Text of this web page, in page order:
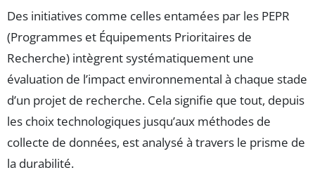
Des initiatives comme celles entamées par les PEPR
(Programmes et Équipements Prioritaires de
Recherche) intègrent systématiquement une
évaluation de l’impact environnemental à chaque stade
d’un projet de recherche. Cela signifie que tout, depuis
les choix technologiques jusqu’aux méthodes de
collecte de données, est analysé à travers le prisme de
la durabilité.